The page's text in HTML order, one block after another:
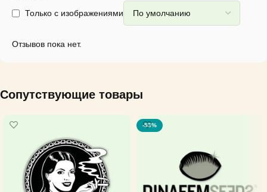
Только с изображениями
Отзывов пока нет.
Сопутствующие товары
-53%